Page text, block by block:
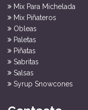
Mix Para Michelada
Mix Piñateros
Obleas
Paletas
Piñatas
Sabritas
Salsas
Syrup Snowcones